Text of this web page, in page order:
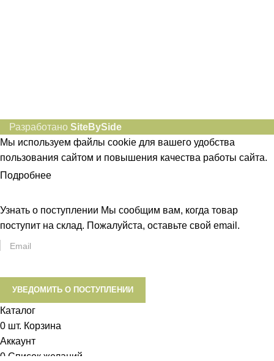
Разработано SiteBySide
Мы используем файлы cookie для вашего удобства
пользования сайтом и повышения качества работы сайта.
Подробнее
Узнать о поступлении Мы сообщим вам, когда товар
поступит на склад. Пожалуйста, оставьте свой email.
УВЕДОМИТЬ О ПОСТУПЛЕНИИ
Каталог
0 шт. Корзина
Аккаунт
0 Список желаний